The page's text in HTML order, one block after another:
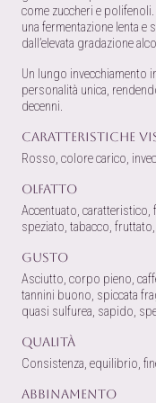
come zuccheri e polifenoli.
una fermentazione lenta e
dall’elevata gradazione
Un lungo invecchiamento
personalità unica,
decenni.
Caratteristiche
Rosso, colore carico,
Olfatto
Accentuato,
speziato, tabacco,
Gusto
Asciutto, corpo pieno,
tannini buono, spiccata
quasi sulfurea, sapido,
Qualità
Consistenza, equilibrio,
Abbinamento